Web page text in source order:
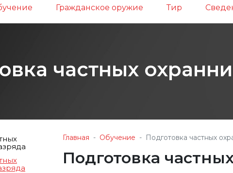
Гражданское оружие Тир
частных
Главная Обучение Подготовка частных
Подготовка